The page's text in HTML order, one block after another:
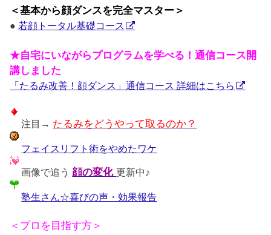
＜基本から顔ダンスを完全マスター＞
● 若顔トータル基礎コース
★自宅にいながらプログラムを学べる！通信コース開
講しました
「たるみ改善！顔ダンス」通信コース 詳細はこちら
注目→ たるみをどうやって取るのか？
フェイスリフト術をやめたワケ
画像で追う 顔の変化更新中♪
塾生さん☆喜びの声・効果報告
＜プロを目指す方＞